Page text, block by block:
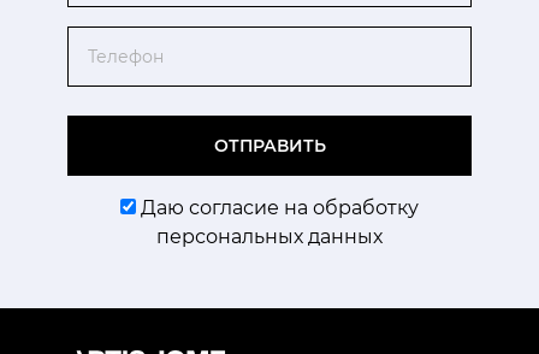
ОТПРАВИТЬ
Даю согласие на обработку
персональных данных